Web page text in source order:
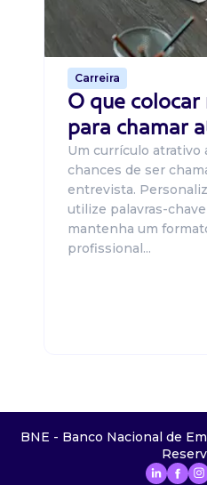
Carreira
O que
para chamar
Um currículo atrativo
chances de ser
entrevista.
utilize palavras-
mantenha um
profissional...
BNE - Banco Nacional de